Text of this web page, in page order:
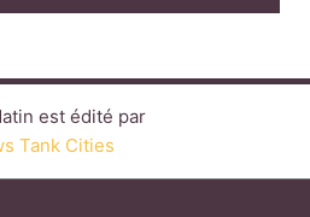
TWITTERFACEBOOK
YOUTUBE